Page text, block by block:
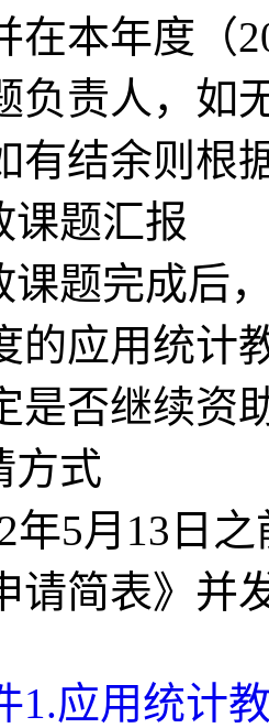
在本年度（
负责人，如
有结余则根
课题汇报
课题完成后
的应用统计
是否继续资
方式
年5月13日
请简表》并
1.应用统计